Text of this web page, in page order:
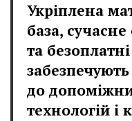
Укріплена
база,
та
до
технологій і